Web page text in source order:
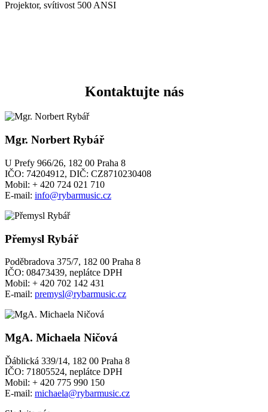
Projektor, svítivost 500 ANSI
Kontaktujte nás
Mgr. Norbert Rybář
U Prefy 966/26, 182 00 Praha 8
IČO: 74204912, DIČ: CZ8710230408
Mobil: + 420 724 021 710
E-mail: info@rybarmusic.cz
Přemysl Rybář
Poděbradova 375/7, 182 00 Praha 8
IČO: 08473439, neplátce DPH
Mobil: + 420 702 142 431
E-mail: premysl@rybarmusic.cz
MgA. Michaela Ničová
Ďáblická 339/14, 182 00 Praha 8
IČO: 71805524, neplátce DPH
Mobil: + 420 775 990 150
E-mail: michaela@rybarmusic.cz